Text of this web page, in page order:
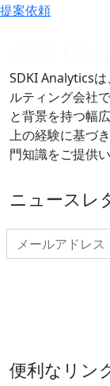
提案依頼
SDKI Analytics
ルティング会社
と背景を持つ幅
上の経験に基づ
門知識をご提供い
ニュースレ
便利なリン